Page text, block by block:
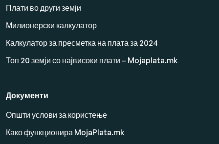
Плати во други земји
Милионерски калкулатор
Калкулатор за пресметка на плата за 2024
Топ 20 земји со највисоки плати – Mojaplata.mk
Документи
Општи услови за користење
Како функционира MojaPlata.mk